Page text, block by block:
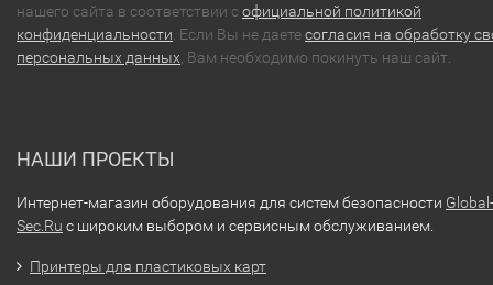
нашего сайта в соответствии софициальной политикой
конфиденциальности . Если Вы не даетесогласия на обработку
персональных данных , Вам необходимо покинуть наш сайт.
НАШИ ПРОЕКТЫ
Интернет-магазин оборудования для систем безопасности Global-
Sec.Ru с широким выбором и сервисным обслуживанием.
Принтеры для пластиковых карт